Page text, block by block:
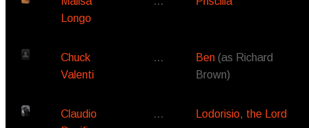
Longo
Chuck
Valenti
… Ben(as Richard
Brown)
Claudio
… Lodorisio, the Lord